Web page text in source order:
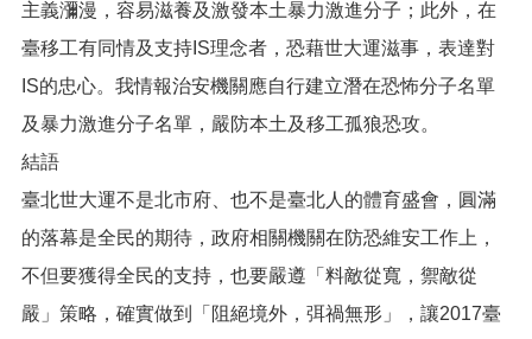
主義瀰漫，容易滋養及激發本土暴力激進分子；此外，在
臺移工有同情及支持IS理念者，恐藉世大運滋事，表達對
IS的忠心。我情報治安機關應自行建立潛在恐怖分子名單
及暴力激進分子名單，嚴防本土及移工孤狼恐攻。
結語
臺北世大運不是北市府、也不是臺北人的體育盛會，圓滿
的落幕是全民的期待，政府相關機關在防恐維安工作上，
不但要獲得全民的支持，也要嚴遵「料敵從寬，禦敵從
嚴」策略，確實做到「阻絕境外，弭禍無形」，讓2017臺